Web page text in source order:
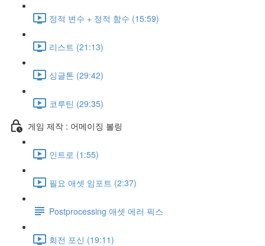
정적 변수 + 정적 함수 (15:59)
리스트 (21:13)
싱글톤 (29:42)
코루틴 (29:35)
게임 제작 : 어메이징 볼링
인트로 (1:55)
필요 애셋 임포트 (2:37)
Postprocessing 애셋 에러 픽스
회전 포신 (19:11)